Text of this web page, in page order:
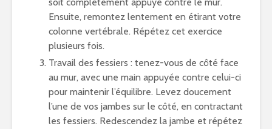
Ensuite, remontez lentement en étirant votre
colonne vertébrale. Répétez cet exercice
plusieurs fois.
Travail des fessiers : tenez-vous de côté face
au mur, avec une main appuyée contre celui-ci
pour maintenir l’équilibre. Levez doucement
l’une de vos jambes sur le côté, en contractant
les fessiers. Redescendez la jambe et répétez